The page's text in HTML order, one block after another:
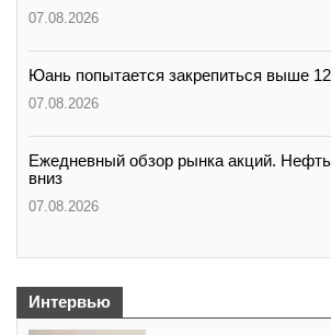
07.08.2026
Юань попытается закрепиться выше
07.08.2026
Ежедневный обзор рынка акций.
вниз
07.08.2026
Интервью